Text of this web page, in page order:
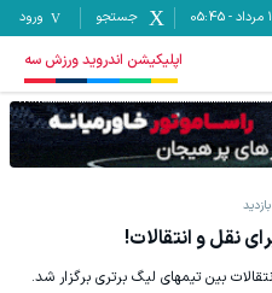
-
05:45 جستجو ورود
اپلیکیشن اندروید ورزش سه
بازدید
نقل و انتقالات!
بین تیمهای لیگ برتری برگزار شد.